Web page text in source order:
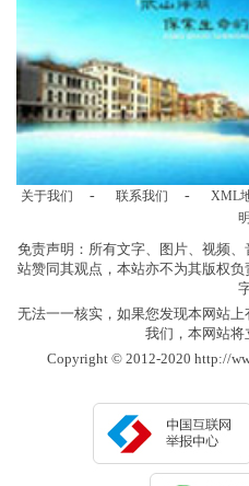
关于我们 - 联系我们 - XML
明
免责声明：所有文字、图片、视频
站赞同其观点，本站亦不为其版权
无法一一核实，如果您发现本网站
我们，本网站将
Copyright © 2012-2020 http://